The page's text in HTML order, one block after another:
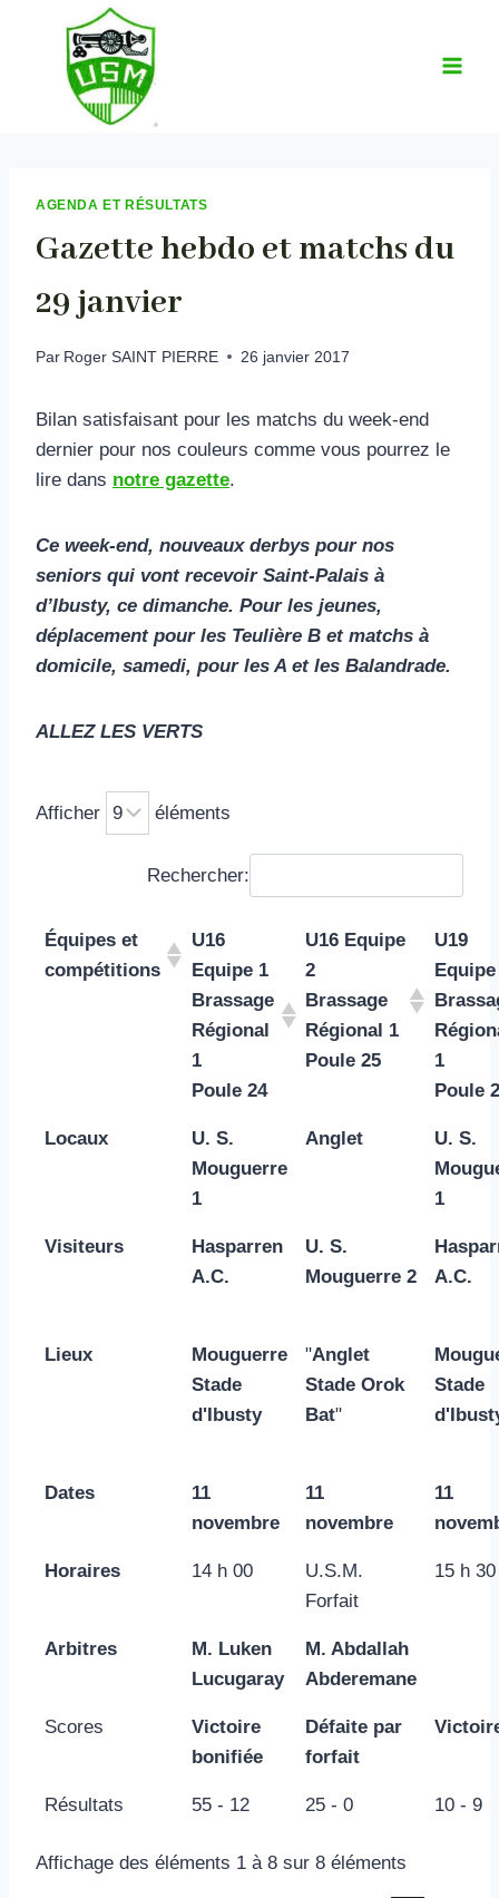
AGENDA ET RÉSULTATS
Gazette hebdo et matchs du
29 janvier
Par Roger SAINT PIERRE 26 janvier 2017
Bilan satisfaisant pour les matchs du week-end
dernier pour nos couleurs comme vous pourrez le
lire dans notre gazette.
Ce week-end, nouveaux derbys pour nos
seniors qui vont recevoir Saint-Palais à
d’Ibusty, ce dimanche. Pour les jeunes,
déplacement pour les Teulière B et matchs à
domicile, samedi, pour les A et les Balandrade.
ALLEZ LES VERTS
Afficher éléments
Rechercher:
Équipes et
compétitions
U16
Equipe 1
Brassage
Régional
1
Poule 24
U16 Equipe
2
Brassage
Régional 1
Poule 25
U19
Equipe
1
Poule
Locaux
U. S.
Mouguerre
1
Anglet
U. S.
1
Visiteurs
Hasparren
A.C.
U. S.
Mouguerre 2
A.C.
Lieux
Mouguerre
Stade
d'Ibusty
"Anglet
Stade Orok
Bat"
Stade
Dates
11
novembre
11
novembre
11
Horaires 14 h 00
U.S.M.
Forfait
15 h 30
Arbitres
M. Luken
Lucugaray
M. Abdallah
Abderemane
Scores
Victoire
bonifiée
Défaite par
forfait
Résultats 55 - 12 25 - 0 10 - 9
Affichage des éléments 1 à 8 sur 8 éléments